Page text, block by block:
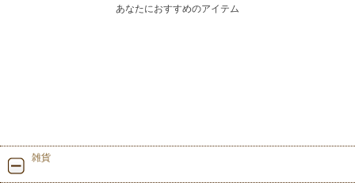
あなたにおすすめのアイテム
雑貨